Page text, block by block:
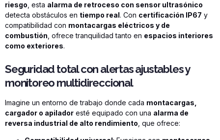
riesgo , esta alarma de retroceso con sensor ultrasónico
detecta obstáculos en tiempo real. Con certificación IP67 y
compatibilidad con montacargas eléctricos y de
combustión , ofrece tranquilidad tanto en espacios interiores
como exteriores.
Seguridad total con alertas ajustables y
monitoreo multidireccional
Imagine un entorno de trabajo donde cada montacargas,
cargador o apilador esté equipado con una alarma de
reversa industrial de alto rendimiento , que ofrece: